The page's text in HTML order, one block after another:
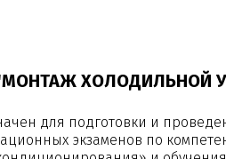
ХОЛОДИЛЬНОЙ
для подготовки и
экзаменов по